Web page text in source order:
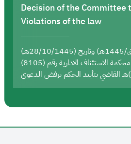
Decision of the Committee
Violations of the law
رقم (45114960/ق/1445هـ) وتاريخ (28/10/1445هـ)
الصادر بشأنه حكم محكمة الاستئناف الادارية رقم (8105)